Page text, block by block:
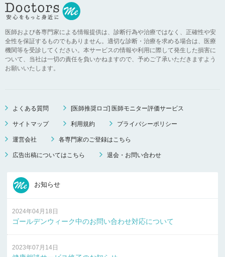
医師および各専門家による情報提供は、診断行為や治療ではなく、正確性や安
全性を保証するものでもありません。適切な診断・治療を求める場合は、医療
機関等を受診してください。本サービスの情報や利用に際して発生した損害に
ついて、当社は一切の責任を負いかねますので、予めご了承いただきますよう
お願いいたします。
よくある質問 [医師推奨ロゴ] 医師モニター評価サービス
サイトマップ 利用規約 プライバシーポリシー
運営会社 各専門家のご登録はこちら
広告出稿についてはこちら 退会・お問い合わせ
お知らせ
2024年04月18日
ゴールデンウィーク中のお問い合わせ対応について
2023年07月14日